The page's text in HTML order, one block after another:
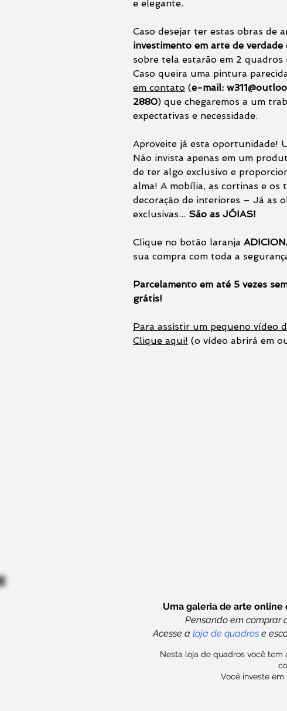
e elegante.
Caso desejar ter estas obras de
investimento em arte de verdade
sobre tela estarão em 2 quadros
Caso queira uma pintura
em contato (e-mail:
2880) que chegaremos a um
expectativas e necessidade.
Aproveite já esta oportunidade!
Não invista apenas em um
de ter algo exclusivo e
alma! A mobília, as cortinas e os
decoração de interiores – Já as
exclusivas... São as JÓIAS!
Clique no botão laranja
sua compra com toda a
Parcelamento em até 5 vezes
grátis!
Para assistir um pequeno vídeo
Clique aqui! (o vídeo abrirá em
Uma galeria de arte
Pensando em comprar
Acesse a loja de quadrose
Nesta loja de quadros você
Você investe